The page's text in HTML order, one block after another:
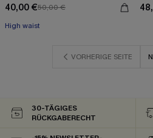
40,00 €50,00 €
High waist
VORHERIGE SEITE
30-TÄGIGES
RÜCKGABERECHT